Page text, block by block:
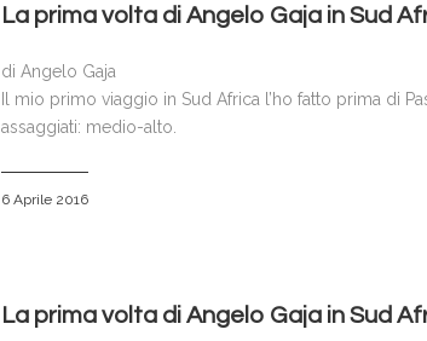
La prima volta di Angelo Gaja in Sud
di Angelo Gaja
Il mio primo viaggio in Sud Africa l’ho fatto prima di
assaggiati: medio-alto.
6 Aprile 2016
La prima volta di Angelo Gaja in Sud